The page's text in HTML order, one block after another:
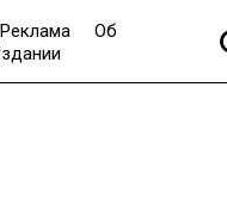
Реклама
Об